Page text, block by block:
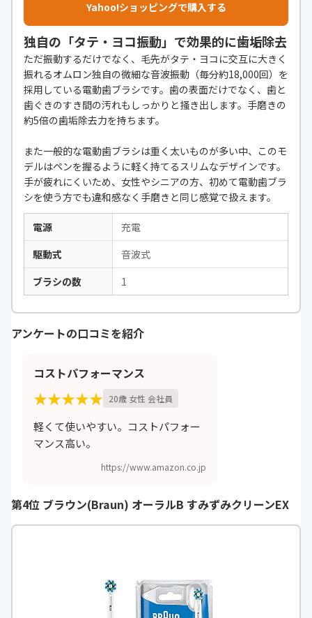
Yahoo!ショッピングで購入する
独自の「タテ・ヨコ振動」で効果的に歯垢除去
ただ振動するだけでなく、毛先がタテ・ヨコに交互に大きく
振れるオムロン独自の微細な音波振動（毎分約18,000回）を
採用している電動歯ブラシです。歯の表面だけでなく、歯と
歯ぐきのすき間の汚れもしっかりと掻き出します。手磨きの
約5倍の歯垢除去力を持ちます。
また一般的な電動歯ブラシは重く太いものが多い中、このモ
デルはペンを握るように軽く持てるスリムなデザインです。
手が疲れにくいため、女性やシニアの方、初めて電動歯ブラ
シを使う方でも違和感なく手磨きと同じ感覚で扱えます。
電源
充電
駆動式
音波式
ブラシの数
1
アンケートの口コミを紹介
コストパフォーマンス
★★★★★ 20歳 女性 会社員
軽くて使いやすい。コストパフォー
マンス高い。
https://www.amazon.co.jp
第4位 ブラウン(Braun) オーラルB すみずみクリーンEX